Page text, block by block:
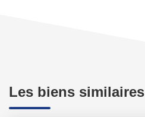
Les biens similaires